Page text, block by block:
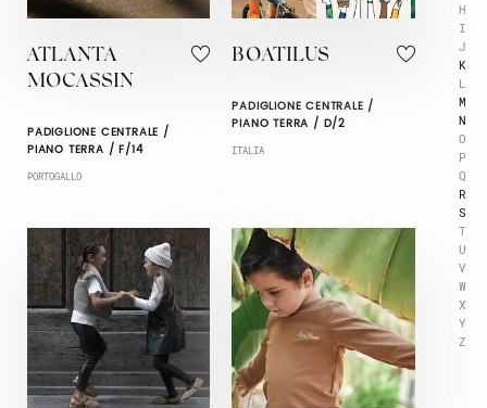
H
I
J
K
L
M
N
O
P
Q
R
S
T
U
V
W
X
Y
Z
ATLANTA
MOCASSIN
PADIGLIONE CENTRALE /
PIANO TERRA / F/14
PORTOGALLO
BOATILUS
PADIGLIONE CENTRALE /
PIANO TERRA / D/2
ITALIA